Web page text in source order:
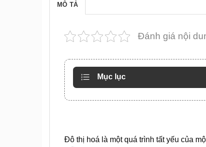
MÔ TẢ
Đánh giá nội
Mục lục
Đô thị hoá là một quá trình tất yếu của